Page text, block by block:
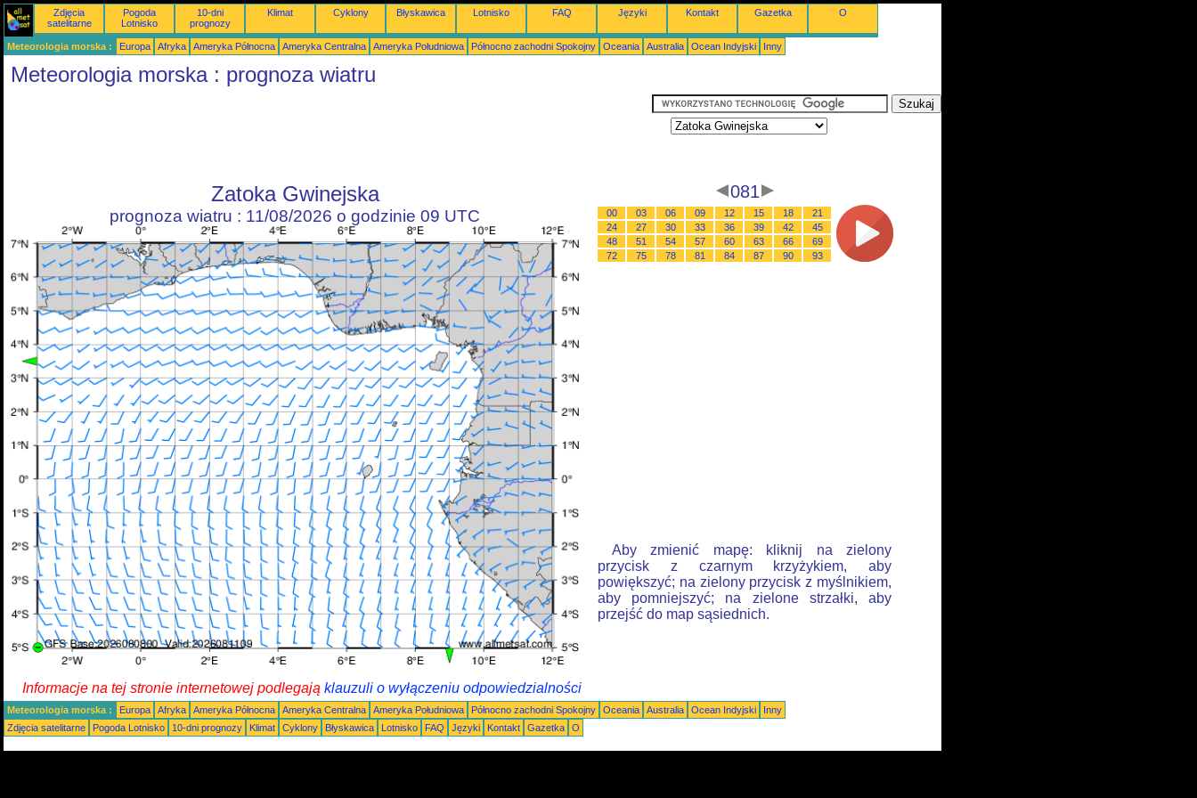
Zdjęcia
satelitarne
Pogoda
Lotnisko
10-dni
prognozy
Klimat Cyklony Błyskawica Lotnisko FAQ Języki Kontakt Gazetka O
Meteorologia morska : Europa Afryka Ameryka Północna Ameryka Centralna Ameryka Południowa Północno zachodni Spokojny Oceania Australia Ocean Indyjski Inny
Meteorologia morska : prognoza wiatru
Zatoka Gwinejska
prognoza wiatru : 11/08/2026 o godzinie 09 UTC
081
00 03 06 09 12 15 18
21
24
27 30 33 36 39 42
45
48
51 54 57 60 63 66
69
72
75 78 81 84 87 90 93
Aby zmienić mapę: kliknij na zielony
przycisk z czarnym krzyżykiem, aby
powiększyć; na zielony przycisk z myślnikiem,
aby pomniejszyć; na zielone strzałki, aby
przejść do map sąsiednich.
Informacje na tej stronie internetowej podlegają klauzuli o wyłączeniu odpowiedzialności
Meteorologia morska : Europa Afryka Ameryka Północna Ameryka Centralna Ameryka Południowa Północno zachodni Spokojny Oceania Australia Ocean Indyjski
Inny
Zdjęcia satelitarne
Pogoda Lotnisko 10-dni prognozy Klimat Cyklony Błyskawica Lotnisko FAQ Języki Kontakt Gazetka O